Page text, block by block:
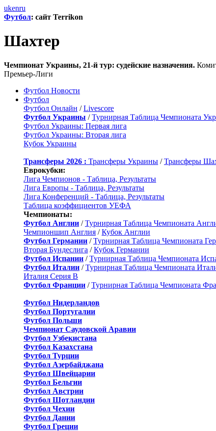
ukenru
Футбол: сайт Terrikon
Шахтер
Чемпионат Украины, 21-й тур: судейские назначения.
Премьер-Лиги
Футбол Новости
Футбол
Футбол Онлайн /Livescore
Футбол Украины /Турнирная Таблица Чемпионата
Футбол Украины: Первая лига
Футбол Украины: Вторая лига
Кубок Украины
Трансферы 2026 : Трансферы Украины /Трансферы
Еврокубки:
Лига Чемпионов - Таблица, Результаты
Лига Европы - Таблица, Результаты
Лига Конференций - Таблица, Результаты
Таблица коэффициентов УЕФА
Чемпионаты:
Футбол Англии /Турнирная Таблица Чемпионата
Чемпионшип Англия /Кубок Англии
Футбол Германии /Турнирная Таблица Чемпионата
Вторая Бундеслига /Кубок Германии
Футбол Испании /Турнирная Таблица Чемпионата
Футбол Италии /Турнирная Таблица Чемпионата
Италия Серия B
Футбол Франции /Турнирная Таблица Чемпионата
Футбол Нидерландов
Футбол Португалии
Футбол Польши
Чемпионат Саудовской Аравии
Футбол Узбекистана
Футбол Казахстана
Футбол Турции
Футбол Азербайджана
Футбол Швейцарии
Футбол Бельгии
Футбол Австрии
Футбол Шотландии
Футбол Чехии
Футбол Дании
Футбол Греции